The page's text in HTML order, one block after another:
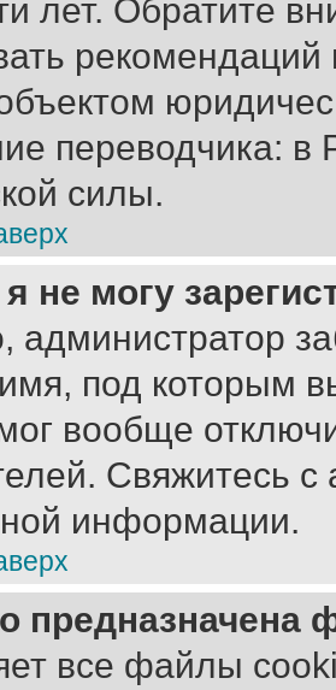
лет. Обратите
переводчика: в
силы.
не могу
администратор
под которым
вообще
Свяжитесь
информации.
предназначена
все файлы